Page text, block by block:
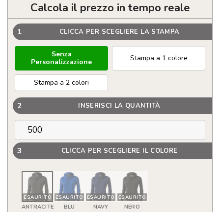
Calcola il prezzo in tempo reale
1 CLICCA PER SCEGLIERE LA STAMPA
Senza
Personalizzazione
Stampa a 1 colore
Stampa a 2 colori
2 INSERISCI LA QUANTITÀ
3 CLICCA PER SCEGLIERE IL COLORE
ESAURITO
ANTRACITE
ESAURITO
BLU
ESAURITO
NAVY
ESAURITO
NERO